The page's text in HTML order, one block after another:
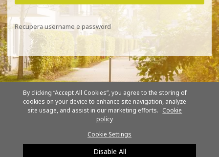
Recupera username e password
Beretta - Via Ing Pilade Riello, 7 - 37045 Legnago (VR) - Italia - P.IVA
02641790239
Riello S.p.A.
SOCIETÀ SOGGETTA ALLA DIREZIONE E AL COORDINAMENTO DI ARISTON
By clicking “Accept All Cookies”, you agree to the storing of
cookies on your device to enhance site navigation, analyze
site usage, and assist in our marketing efforts. Cookie
policy
Cookie Settings
Disable All